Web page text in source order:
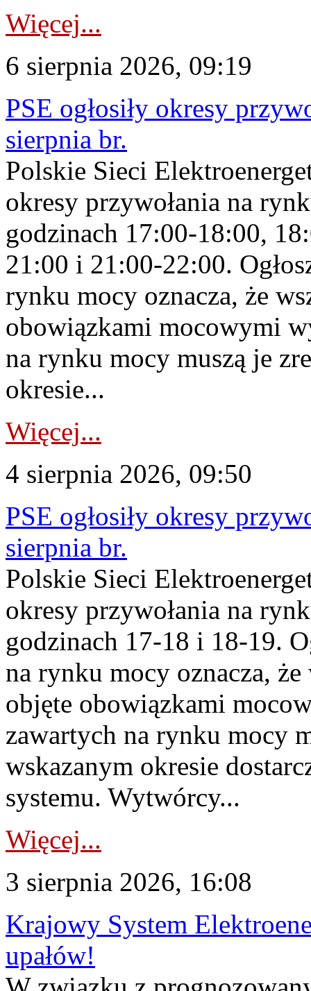
Więcej...
6 sierpnia 2026, 09:19
PSE ogłosiły okresy
sierpnia br.
Polskie Sieci
okresy przywołania na
godzinach 17:00-18:00,
21:00 i 21:00-22:00.
rynku mocy oznacza, że
obowiązkami mocowymi
na rynku mocy muszą je
okresie...
Więcej...
4 sierpnia 2026, 09:50
PSE ogłosiły okresy
sierpnia br.
Polskie Sieci
okresy przywołania na
godzinach 17-18 i 18-19.
na rynku mocy oznacza,
objęte obowiązkami
zawartych na rynku mocy
wskazanym okresie
systemu. Wytwórcy...
Więcej...
3 sierpnia 2026, 16:08
Krajowy System
upałów!